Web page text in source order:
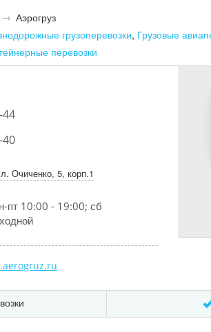
Аэрогруз
грузоперевозки, Грузовые
перевозки
44
40
Очиченко, 5, корп.1
пт 10:00 - 19:00; сб